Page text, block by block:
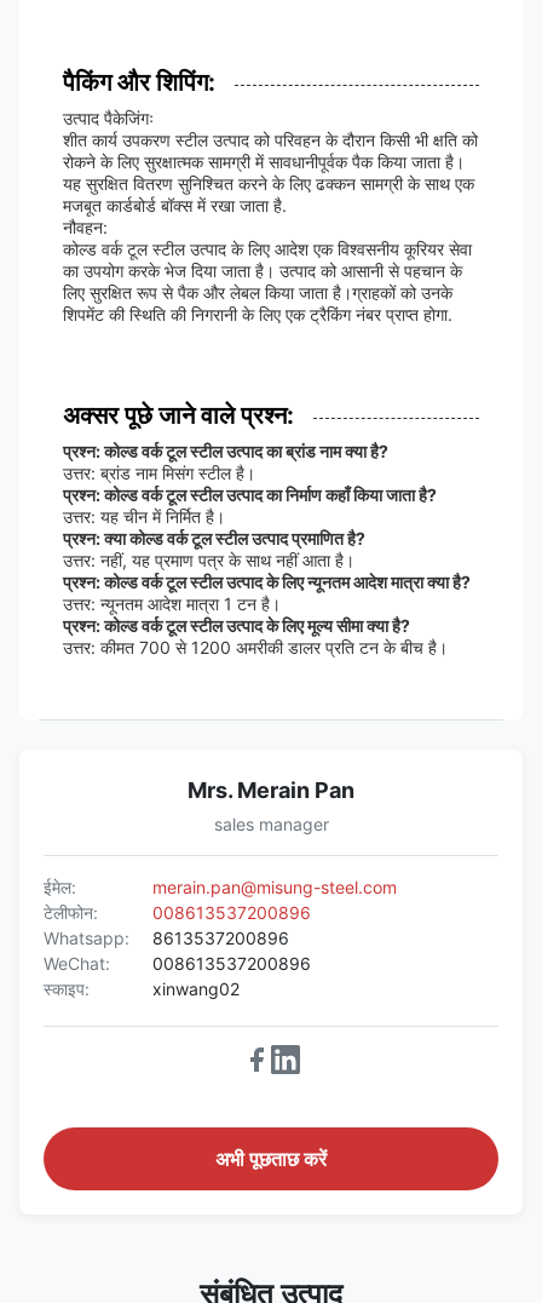
पैकिंग और शिपिंग:
उत्पाद पैकेजिंगः
शीत कार्य उपकरण स्टील उत्पाद को परिवहन के दौरान किसी भी क्षति को
रोकने के लिए सुरक्षात्मक सामग्री में सावधानीपूर्वक पैक किया जाता है।
यह सुरक्षित वितरण सुनिश्चित करने के लिए ढक्कन सामग्री के साथ एक
मजबूत कार्डबोर्ड बॉक्स में रखा जाता है.
नौवहन:
कोल्ड वर्क टूल स्टील उत्पाद के लिए आदेश एक विश्वसनीय कूरियर सेवा
का उपयोग करके भेज दिया जाता है। उत्पाद को आसानी से पहचान के
लिए सुरक्षित रूप से पैक और लेबल किया जाता है।ग्राहकों को उनके
शिपमेंट की स्थिति की निगरानी के लिए एक ट्रैकिंग नंबर प्राप्त होगा.
अक्सर पूछे जाने वाले प्रश्न:
प्रश्न: कोल्ड वर्क टूल स्टील उत्पाद का ब्रांड नाम क्या है?
उत्तर: ब्रांड नाम मिसंग स्टील है।
प्रश्न: कोल्ड वर्क टूल स्टील उत्पाद का निर्माण कहाँ किया जाता है?
उत्तर: यह चीन में निर्मित है।
प्रश्न: क्या कोल्ड वर्क टूल स्टील उत्पाद प्रमाणित है?
उत्तर: नहीं, यह प्रमाण पत्र के साथ नहीं आता है।
प्रश्न: कोल्ड वर्क टूल स्टील उत्पाद के लिए न्यूनतम आदेश मात्रा क्या है?
उत्तर: न्यूनतम आदेश मात्रा 1 टन है।
प्रश्न: कोल्ड वर्क टूल स्टील उत्पाद के लिए मूल्य सीमा क्या है?
उत्तर: कीमत 700 से 1200 अमरीकी डालर प्रति टन के बीच है।
Mrs. Merain Pan
sales manager
ईमेल:
merain.pan@misung-steel.com
टेलीफोन:
008613537200896
Whatsapp:
8613537200896
WeChat:
008613537200896
स्काइप:
xinwang02
अभी पूछताछ करें
संबंधित उत्पाद